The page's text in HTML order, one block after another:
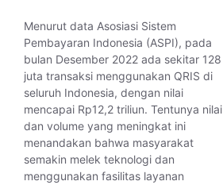
Menurut data Asosiasi Sistem
Pembayaran Indonesia (ASPI), pada
bulan Desember 2022 ada sekitar 128
juta transaksi menggunakan QRIS di
seluruh Indonesia, dengan nilai
mencapai Rp12,2 triliun. Tentunya nilai
dan volume yang meningkat ini
menandakan bahwa masyarakat
semakin melek teknologi dan
menggunakan fasilitas layanan